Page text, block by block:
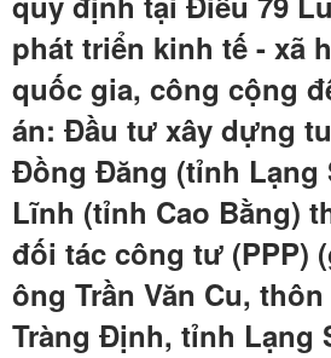
phát triển kinh tế - xã
quốc gia, công cộng
án: Đầu tư xây dựng
Đồng Đăng (tỉnh Lạng
Lĩnh (tỉnh Cao Bằng)
đối tác công tư (PPP)
ông Trần Văn Cu,
Tràng Định, tỉnh Lạng